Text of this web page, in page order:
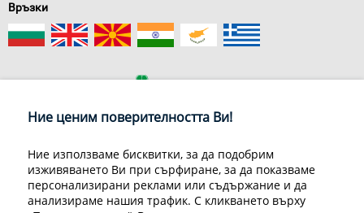
Връзки
Конфиденциалност на информацията
Общи условия
Декларация за личните данни
Често задавани въпроси
Контакти
Ние ценим поверителността Ви!
Ние използваме бисквитки, за да подобрим
изживяването Ви при сърфиране, за да показваме
персонализирани реклами или съдържание и да
анализираме нашия трафик. С кликването върху